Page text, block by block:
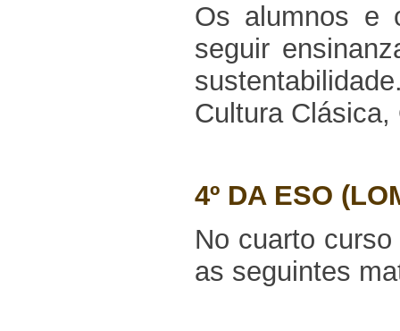
Os alumnos e
seguir
Cultura
4º DA ESO
No cuarto
as seguintes